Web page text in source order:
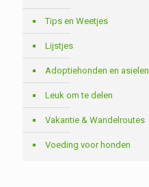
Tips en Weetjes
Lijstjes
Adoptiehonden en asielen
Leuk om te delen
Vakantie & Wandelroutes
Voeding voor honden